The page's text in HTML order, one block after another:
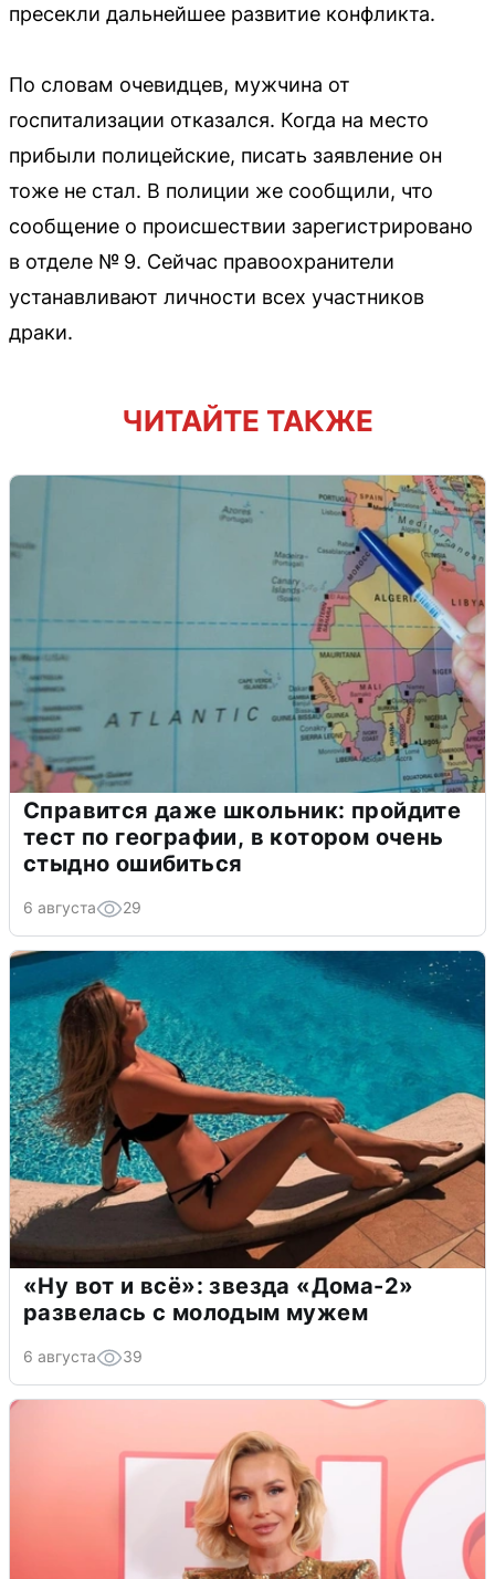
пресекли дальнейшее развитие конфликта.
По словам очевидцев, мужчина от
госпитализации отказался. Когда на место
прибыли полицейские, писать заявление он
тоже не стал. В полиции же сообщили, что
сообщение о происшествии зарегистрировано
в отделе № 9. Сейчас правоохранители
устанавливают личности всех участников
драки.
ЧИТАЙТЕ ТАКЖЕ
Справится даже школьник: пройдите
тест по географии, в котором очень
стыдно ошибиться
6 августа 29
«Ну вот и всё»: звезда «Дома-2»
развелась с молодым мужем
6 августа 39